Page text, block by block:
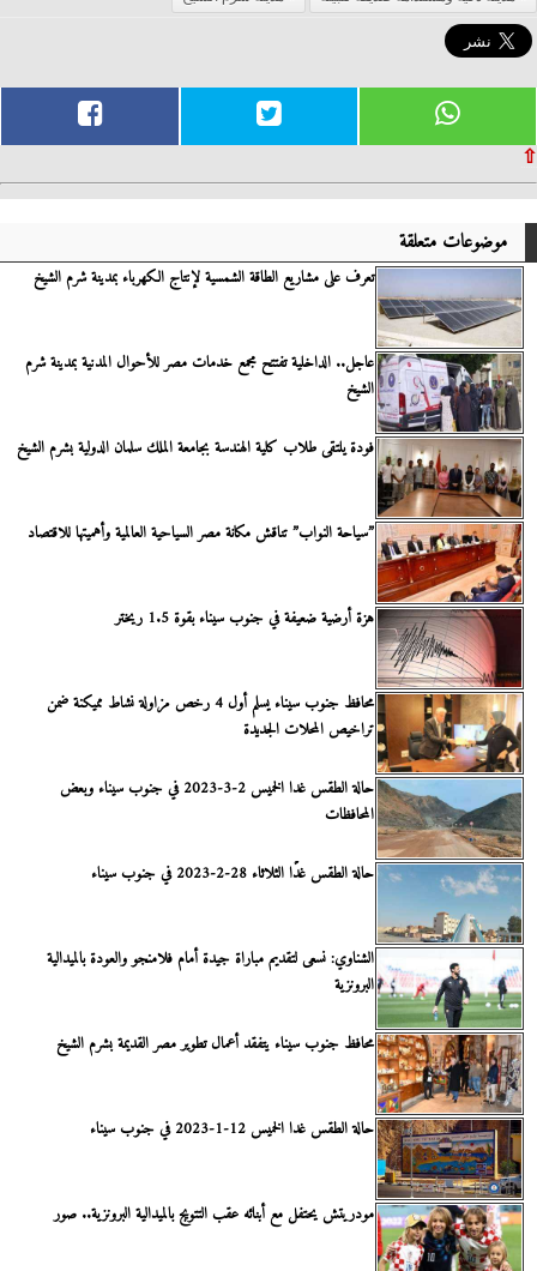
⇧
موضوعات متعلقة
تعرف على مشاريع الطاقة الشمسية لإنتاج الكهرباء بمدينة شرم الشيخ
عاجل.. الداخلية تفتتح مجمع خدمات مصر للأحوال المدنية بمدينة شرم
الشيخ
فودة يلتقى طلاب كلية الهندسة بجامعة الملك سلمان الدولية بشرم الشيخ
”سياحة النواب” تناقش مكانة مصر السياحية العالمية وأهميتها للاقتصاد
هزة أرضية ضعيفة في جنوب سيناء بقوة 1.5 ريختر
محافظ جنوب سيناء يسلم أول 4 رخص مزاولة نشاط مميكنة ضمن
تراخيص المحلات الجديدة
حالة الطقس غدا الخميس 2-3-2023 في جنوب سيناء وبعض
المحافظات
حالة الطقس غدًا الثلاثاء 28-2-2023 في جنوب سيناء
الشناوي: نسعى لتقديم مباراة جيدة أمام فلامنجو والعودة بالميدالية
البرونزية
محافظ جنوب سيناء يتفقد أعمال تطوير مصر القديمة بشرم الشيخ
حالة الطقس غدا الخميس 12-1-2023 في جنوب سيناء
مودريتش يحتفل مع أبنائه عقب التتويج بالميدالية البرونزية.. صور